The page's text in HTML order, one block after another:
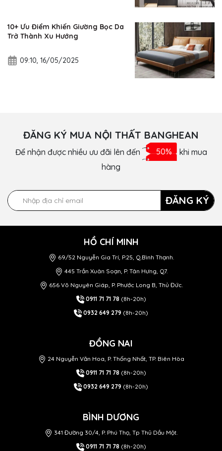
10+ Ưu Điểm Khiến Giường Bọc Da
Trở Thành Xu Hướng
09:10, 16/05/2025
ĐĂNG KÝ MUA NỘI THẤT BANGHEAN
Để nhận được nhiều ưu đãi lên đến 50% khi mua
hàng
ĐĂNG KÝ
HỒ CHÍ MINH
69/52 Nguyễn Gia Trí, P.25, Q.Bình Thạnh.
445 Trần Xuân Soạn, P. Tân Hưng, Q7.
656 Võ Nguyên Giáp, P. Phước Long B, Thủ Đức.
0911 71 71 78 (8h-20h)
0932 649 279 (8h-20h)
ĐỒNG NAI
24 Nguyễn Văn Hoa, P. Thống Nhất, TP. Biên Hòa
0911 71 71 78 (8h-20h)
0932 649 279 (8h-20h)
BÌNH DƯƠNG
341 Đường 30/4, P. Phú Thọ, Tp Thủ Dầu Một.
0911 71 71 78 (8h-20h)